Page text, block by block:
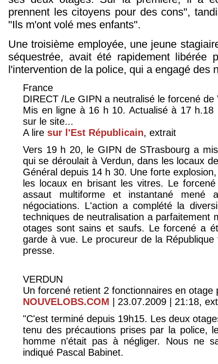
prennent les citoyens pour des cons",
"Ils m'ont volé mes enfants".
Une troisième employée, une jeune
séquestrée, avait été rapidement
l'intervention de la police, qui a engagé des
France
DIRECT /Le GIPN a neutralisé le forcené
Mis en ligne à 16 h 10. Actualisé à 17
sur le site...
A lire sur l'Est Républicain, extrait
Vers 19 h 20, le GIPN de STrasbourg a
qui se déroulait à Verdun, dans les locaux
Général depuis 14 h 30. Une forte
les locaux en brisant les vitres. Le
assaut multiforme et instantané mené
négociations. L'action a complété la
techniques de neutralisation a parfaitement
otages sont sains et saufs. Le forcené a
garde à vue. Le procureur de la
presse.
VERDUN
Un forcené retient 2 fonctionnaires en otage
NOUVELOBS.COM | 23.07.2009 | 21:18,
"C'est terminé depuis 19h15. Les deux
tenu des précautions prises par la police,
homme n'était pas à négliger. Nous ne
indiqué Pascal Babinet.